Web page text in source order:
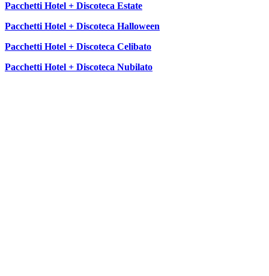
Pacchetti Hotel + Discoteca Estate
Pacchetti Hotel + Discoteca Halloween
Pacchetti Hotel + Discoteca Celibato
Pacchetti Hotel + Discoteca Nubilato